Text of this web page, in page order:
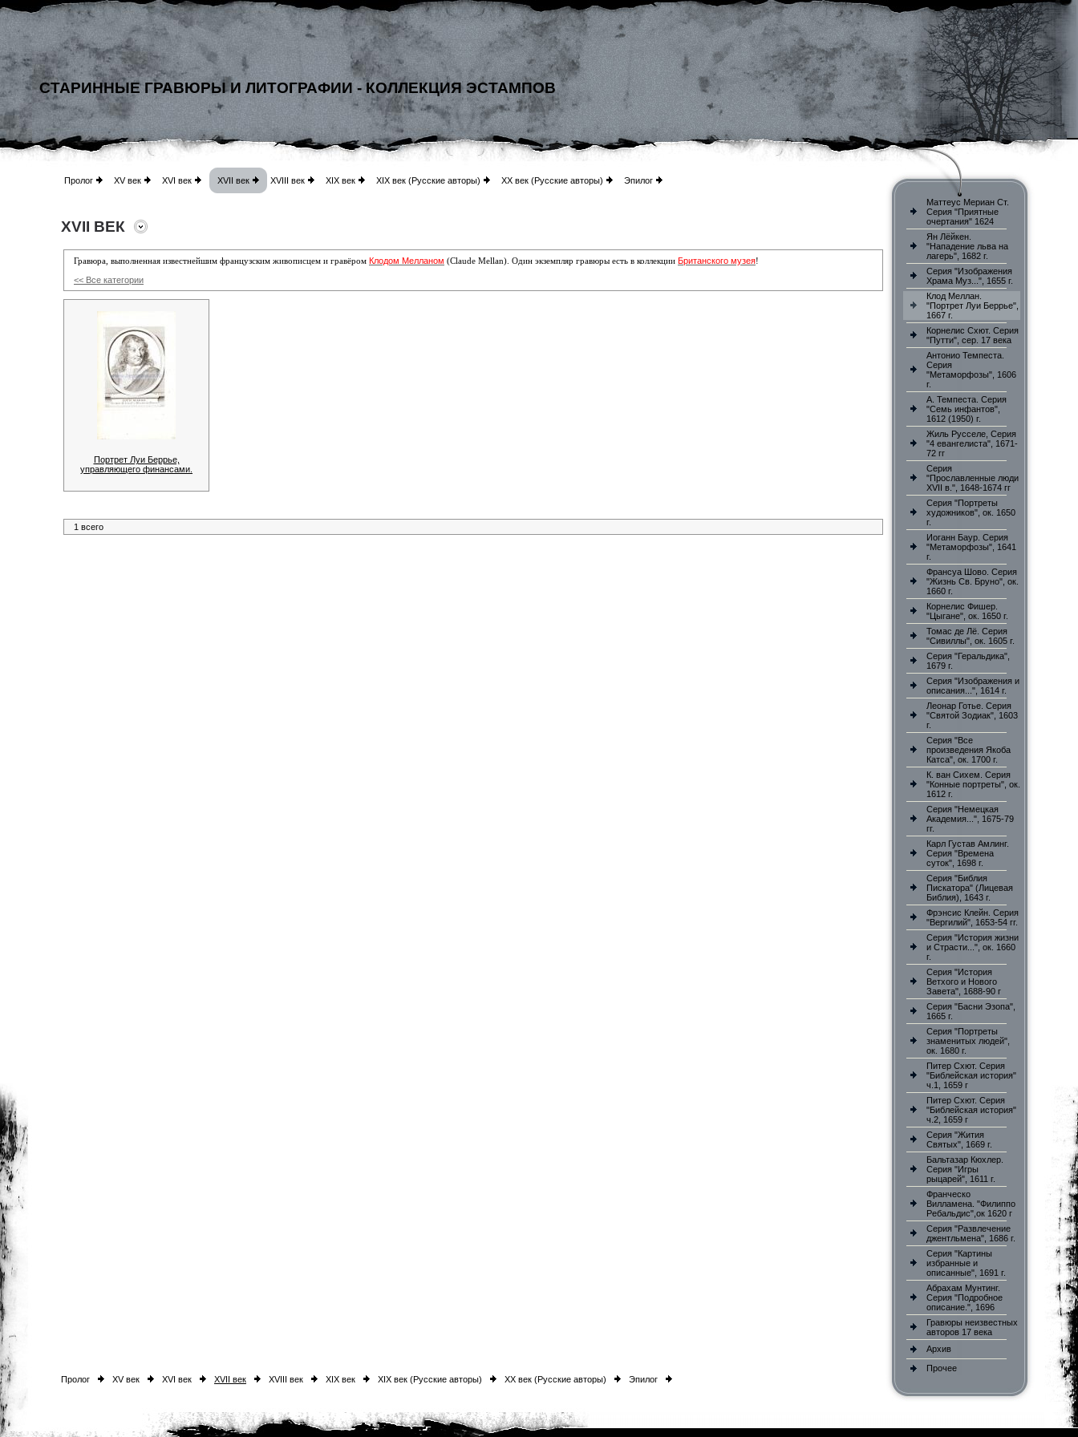
СТАРИННЫЕ ГРАВЮРЫ И ЛИТОГРАФИИ - КОЛЛЕКЦИЯ ЭСТАМПОВ
Пролог XV век XVI век XVII век XVIII век XIX век XIX век (Русские авторы) XX век (Русские авторы) Эпилог
XVII ВЕК
Гравюра, выполненная известнейшим французским живописцем и гравёром Клодом Мелланом (Claude Mellan). Один экземпляр гравюры есть в коллекции Британского музея!
<< Все категории
Портрет Луи Беррье,
управляющего финансами.
1 всего
Пролог XV век XVI век XVII век XVIII век XIX век XIX век (Русские авторы) XX век (Русские авторы) Эпилог
Маттеус Мериан Ст.
Серия "Приятные
очертания" 1624
Ян Лёйкен.
"Нападение льва на
лагерь", 1682 г.
Серия "Изображения
Храма Муз...", 1655 г.
Клод Меллан.
"Портрет Луи Беррье",
1667 г.
Корнелис Схют. Серия
"Путти", сер. 17 века
Антонио Темпеста.
Серия
"Метаморфозы", 1606
г.
А. Темпеста. Серия
"Семь инфантов",
1612 (1950) г.
Жиль Русселе, Серия
"4 евангелиста", 1671-
72 гг
Серия
"Прославленные люди
XVII в.", 1648-1674 гг
Серия "Портреты
художников", ок. 1650
г.
Иоганн Баур. Серия
"Метаморфозы", 1641
г.
Франсуа Шово. Серия
"Жизнь Св. Бруно", ок.
1660 г.
Корнелис Фишер.
"Цыгане", ок. 1650 г.
Томас де Лё. Серия
"Сивиллы", ок. 1605 г.
Серия "Геральдика",
1679 г.
Серия "Изображения и
описания...", 1614 г.
Леонар Готье. Серия
"Святой Зодиак", 1603
г.
Серия "Все
произведения Якоба
Катса", ок. 1700 г.
К. ван Сихем. Серия
"Конные портреты", ок.
1612 г.
Серия "Немецкая
Академия...", 1675-79
гг.
Карл Густав Амлинг.
Серия "Времена
суток", 1698 г.
Серия "Библия
Пискатора" (Лицевая
Библия), 1643 г.
Фрэнсис Клейн. Серия
"Вергилий", 1653-54 гг.
Серия "История жизни
и Страсти...", ок. 1660
г.
Серия "История
Ветхого и Нового
Завета", 1688-90 г
Серия "Басни Эзопа",
1665 г.
Серия "Портреты
знаменитых людей",
ок. 1680 г.
Питер Схют. Серия
"Библейская история"
ч.1, 1659 г
Питер Схют. Серия
"Библейская история"
ч.2, 1659 г
Серия "Жития
Святых", 1669 г.
Бальтазар Кюхлер.
Серия "Игры
рыцарей", 1611 г.
Франческо
Вилламена. "Филиппо
Ребальдис",ок 1620 г
Серия "Развлечение
джентльмена", 1686 г.
Серия "Картины
избранные и
описанные", 1691 г.
Абрахам Мунтинг.
Серия "Подробное
описание.", 1696
Гравюры неизвестных
авторов 17 века
Архив
Прочее